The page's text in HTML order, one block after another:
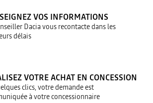
VOS INFORMATIONS
Dacia vous recontacte dans les
délais
VOTRE ACHAT EN CONCESSION
clics, votre demande est
à votre concessionnaire